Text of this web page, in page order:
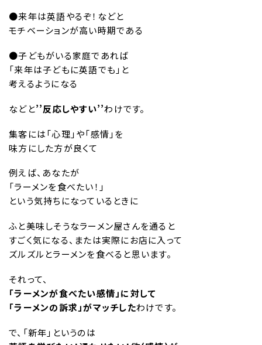
●来年は英語やるぞ！などと
モチベーションが高い時期である
●子どもがいる家庭であれば
「来年は子どもに英語でも」と
考えるようになる
などと’’反応しやすい’’わけです。
集客には「心理」や「感情」を
味方にした方が良くて
例えば、あなたが
「ラーメンを食べたい！」
という気持ちになっているときに
ふと美味しそうなラーメン屋さんを通ると
すごく気になる、または実際にお店に入って
ズルズルとラーメンを食べると思います。
それって、
「ラーメンが食べたい感情」に対して
「ラーメンの訴求」がマッチしたわけです。
で、「新年」というのは